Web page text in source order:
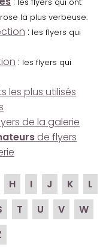
la plus verbeuse.
: les flyers qui
: les flyers qui
les plus utilisés
de la galerie
de flyers
H I J K
L
T U V
W